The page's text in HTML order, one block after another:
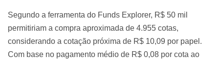
Segundo a ferramenta do Funds Explorer, R$ 50 mil
permitiriam a compra aproximada de 4.955 cotas,
considerando a cotação próxima de R$ 10,09 por papel.
Com base no pagamento médio de R$ 0,08 por cota ao